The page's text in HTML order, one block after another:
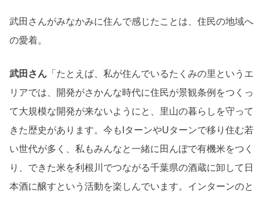
武田さんがみなかみに住んで感じたことは、住民の地域へ
の愛着。
武田さん 「たとえば、私が住んでいるたくみの里というエ
リアでは、開発がさかんな時代に住民が景観条例をつくっ
て大規模な開発が来ないようにと、里山の暮らしを守って
きた歴史があります。今もIターンやUターンで移り住む若
い世代が多く、私もみんなと一緒に田んぼで有機米をつく
り、できた米を利根川でつながる千葉県の酒蔵に卸して日
本酒に醸すという活動を楽しんでいます。インターンのと